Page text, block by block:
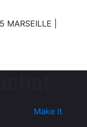
|
Make it